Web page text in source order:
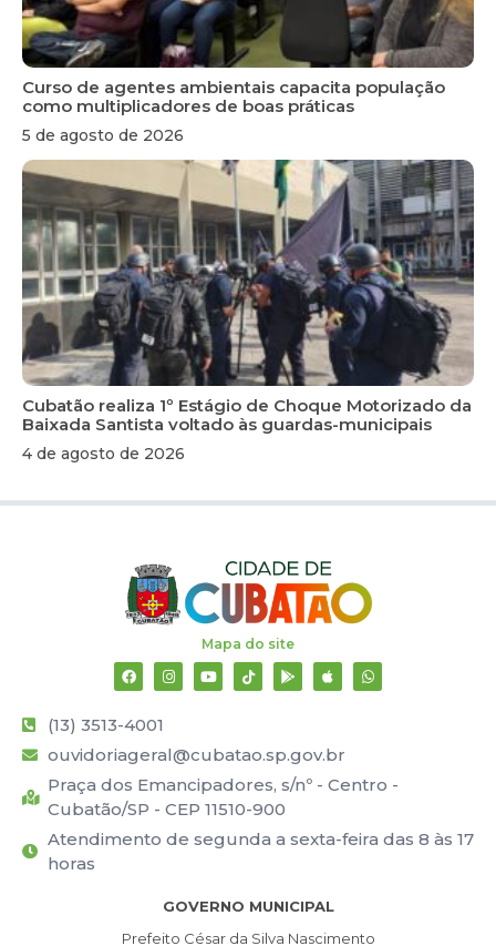
Curso de agentes ambientais capacita população
como multiplicadores de boas práticas
5 de agosto de 2026
Cubatão realiza 1º Estágio de Choque Motorizado da
Baixada Santista voltado às guardas-municipais
4 de agosto de 2026
Mapa do site
(13) 3513-4001
ouvidoriageral@cubatao.sp.gov.br
Praça dos Emancipadores, s/nº - Centro -
Cubatão/SP - CEP 11510-900
Atendimento de segunda a sexta-feira das 8 às 17
horas
GOVERNO MUNICIPAL
Prefeito César da Silva Nascimento